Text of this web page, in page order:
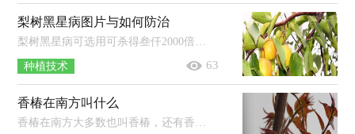
梨树黑星病图片与如何防治
梨树黑星病可选用可杀得叁仟2000倍、10%苯醚甲环唑3000倍、40%杜邦福星10000倍、80%汉邦多菌灵2000倍等农药进行防治，连喷3-4次，间...
种植技术 63
香椿在南方叫什么
香椿在南方大多数也叫香椿，还有香椿芽、香桩头等。香椿为落叶乔木，原产于中国，分布于长江南北的广泛地区，果实是椭圆形蒴果，树体高大，是...